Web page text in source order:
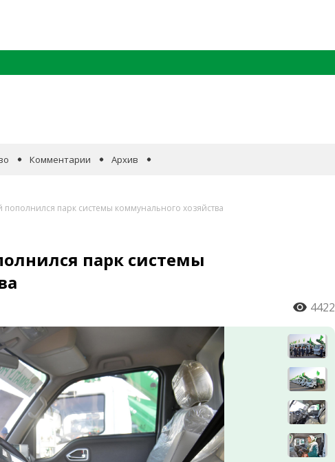
Комментарии Архив
пополнился парк системы коммунального хозяйства
парк системы
4422